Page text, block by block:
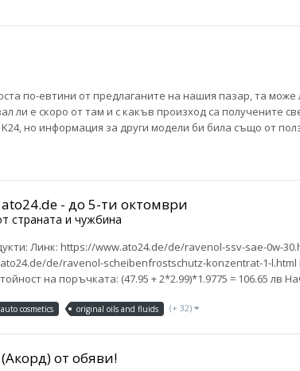
по-евтини от предлаганите на нашия пазар, та може
ли е скоро от там и с какъв произход са получените
но информация за други модели би била също от
- до 5-ти октомври
страната и чужбина
Линк: https://www.ato24.de/de/ravenol-ssv-sae-0w-
de/ravenol-scheibenfrostschutz-konzentrat-1-
на поръчката: (47.95 + 2*2.99)*1.9775 = 106.65 лв
auto cosmetics original oils and fluids (+ 32)
от обяви!